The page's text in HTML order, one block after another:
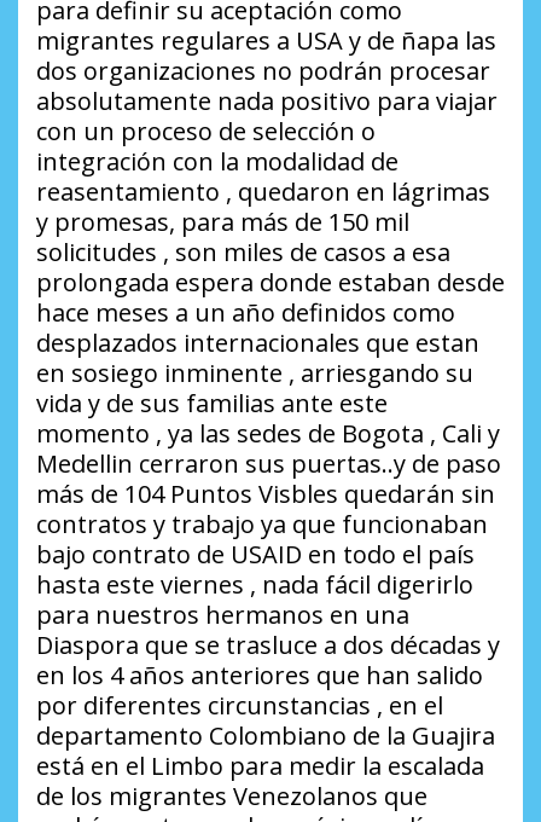
para definir su aceptación como
migrantes regulares a USA y de ñapa las
dos organizaciones no podrán procesar
absolutamente nada positivo para viajar
con un proceso de selección o
integración con la modalidad de
reasentamiento , quedaron en lágrimas
y promesas, para más de 150 mil
solicitudes , son miles de casos a esa
prolongada espera donde estaban desde
hace meses a un año definidos como
desplazados internacionales que estan
en sosiego inminente , arriesgando su
vida y de sus familias ante este
momento , ya las sedes de Bogota , Cali y
Medellin cerraron sus puertas..y de paso
más de 104 Puntos Visbles quedarán sin
contratos y trabajo ya que funcionaban
bajo contrato de USAID en todo el país
hasta este viernes , nada fácil digerirlo
para nuestros hermanos en una
Diaspora que se trasluce a dos décadas y
en los 4 años anteriores que han salido
por diferentes circunstancias , en el
departamento Colombiano de la Guajira
está en el Limbo para medir la escalada
de los migrantes Venezolanos que